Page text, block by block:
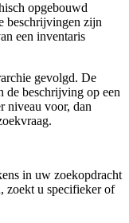
opgebouwd
beschrijvingen zijn
een inventaris
gevolgd. De
de beschrijving op een
niveau voor, dan
in uw zoekopdracht
zoekt u specifieker of